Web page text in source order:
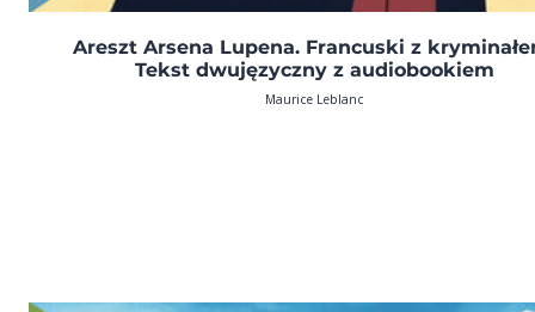
Areszt Arsena Lupena. Francuski z
Tekst dwujęzyczny z audiobookiem
Maurice Leblanc